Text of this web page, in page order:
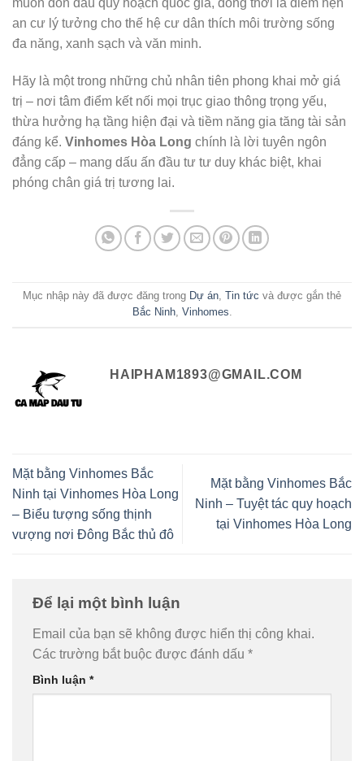
muốn đón đầu quy hoạch quốc gia, đồng thời là điểm hẹn
an cư lý tưởng cho thế hệ cư dân thích môi trường sống
đa năng, xanh sạch và văn minh.
Hãy là một trong những chủ nhân tiên phong khai mở giá
trị – nơi tâm điểm kết nối mọi trục giao thông trọng yếu,
thừa hưởng hạ tầng hiện đại và tiềm năng gia tăng tài sản
đáng kể. Vinhomes Hòa Long chính là lời tuyên ngôn
đẳng cấp – mang dấu ấn đầu tư tư duy khác biệt, khai
phóng chân giá trị tương lai.
Mục nhập này đã được đăng trong Dự án, Tin tức và được gắn thẻ
Bắc Ninh, Vinhomes.
HAIPHAM1893@GMAIL.COM
Mặt bằng Vinhomes Bắc
Ninh tại Vinhomes Hòa Long
– Biểu tượng sống thịnh
vượng nơi Đông Bắc thủ đô
Mặt bằng Vinhomes Bắc
Ninh – Tuyệt tác quy hoạch
tại Vinhomes Hòa Long
Để lại một bình luận
Email của bạn sẽ không được hiển thị công khai.
Các trường bắt buộc được đánh dấu *
Bình luận *